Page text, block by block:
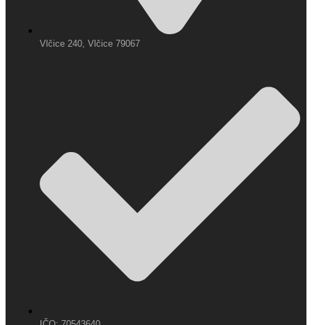
Vlčice 240, Vlčice 79067